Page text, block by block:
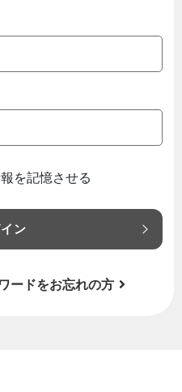
を記憶させる
ン
ードをお忘れの方